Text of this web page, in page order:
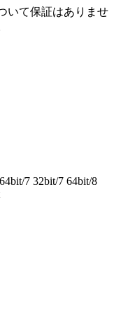
いて保証はありませ
7 32bit/7 64bit/8